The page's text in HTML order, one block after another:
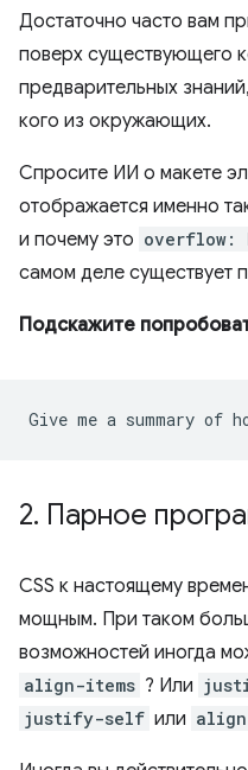
Достаточно часто вам
поверх существующего
предварительных
кого из окружающих.
Спросите ИИ о макете
отображается именно
и почему это overflow:
самом деле существует
Подскажите
2. Парное
CSS к настоящему
мощным. При таком
возможностей иногда
align-items ? Или
justify-self или